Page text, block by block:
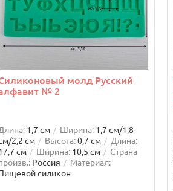
144 руб.
Арт: 13675
молд Русский
№ 2
1,7 см Ширина: 1,7 см/1,8
2,2 см
Высота:0,7 см
Длина:
см
Ширина: 10,5 см
Страна
Россия
Материал:
силикон